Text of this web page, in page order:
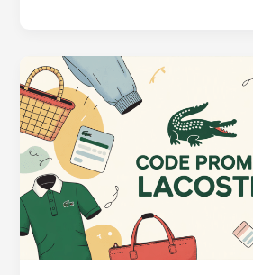
meilleures
adresses,
quartiers
et
conseils
pratiques